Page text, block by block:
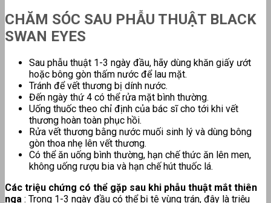
CHĂM SÓC SAU PHẪU THUẬT BLACK
SWAN EYES
Sau phẫu thuật 1-3 ngày đầu, hãy dùng khăn giấy ướt
hoặc bông gòn thấm nước để lau mặt.
Tránh để vết thương bị dính nước.
Đến ngày thứ 4 có thể rửa mặt bình thường.
Uống thuốc theo chỉ định của bác sĩ cho tới khi vết
thương hoàn toàn phục hồi.
Rửa vết thương bằng nước muối sinh lý và dùng bông
gòn thoa nhẹ lên vết thương.
Có thể ăn uống bình thường, hạn chế thức ăn lên men,
không uống rượu bia và hạn chế hút thuốc lá.
Các triệu chứng có thể gặp sau khi phẫu thuật mắt thiên
nga : Trong 1-3 ngày đầu có thể bị tê vùng trán, đây là triệu